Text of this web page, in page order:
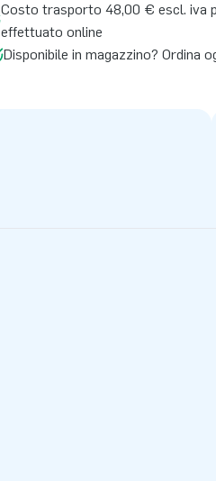
Costo trasporto 48,00 € escl. iva
effettuato online
Disponibile in magazzino? Ordina